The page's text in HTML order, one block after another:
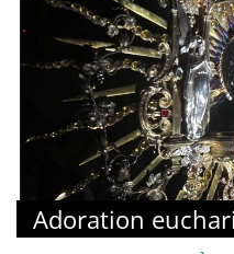
Adoration